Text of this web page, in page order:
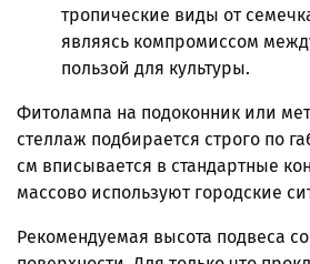
тропические виды от
являясь компромиссом
пользой для культуры.
Фитолампа на подоконник или
стеллаж подбирается строго по
см вписывается в стандартные
массово используют городские
Рекомендуемая высота подвеса